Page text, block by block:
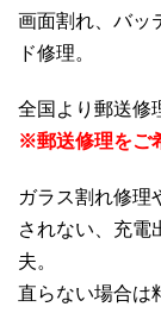
画面割れ、バッ
ド修理。
全国より郵送修
※郵送修理をご
ガラス割れ修理
されない、充電
夫。
直らない場合は